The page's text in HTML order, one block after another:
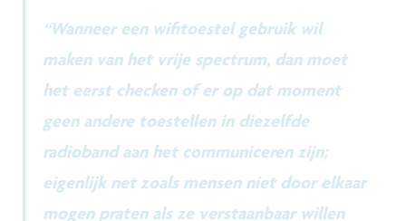
“Wanneer een wifitoestel gebruik wil
maken van het vrije spectrum, dan moet
het eerst checken of er op dat moment
geen andere toestellen in diezelfde
radioband aan het communiceren zijn;
eigenlijk net zoals mensen niet door elkaar
mogen praten als ze verstaanbaar willen